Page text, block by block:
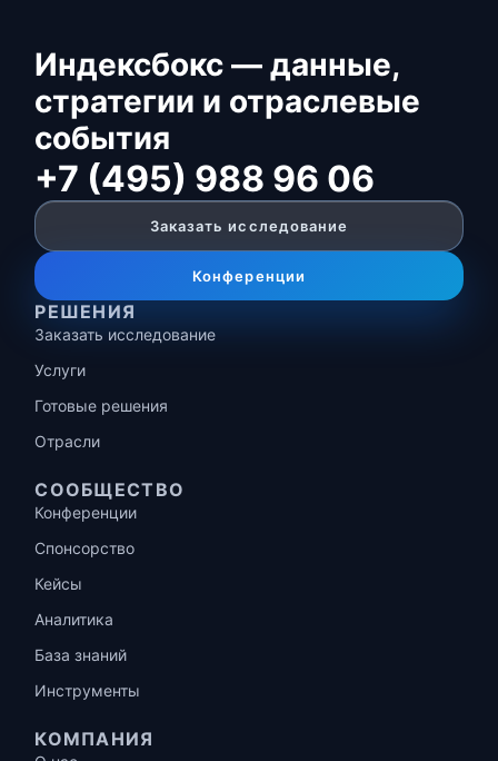
Индексбокс — данные,
стратегии и отраслевые
события
+7 (495) 988 96 06
Заказать исследование
Конференции
РЕШЕНИЯ
Заказать исследование
Услуги
Готовые решения
Отрасли
СООБЩЕСТВО
Конференции
Спонсорство
Кейсы
Аналитика
База знаний
Инструменты
КОМПАНИЯ